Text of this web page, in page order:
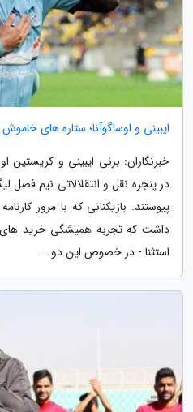
ایبینی و اوساگوآنا؛ ستاره های
خبرنگاران: برنی ایبینی و کریستین
در پنجره نقل و انتقلالاتی نیم فصل
پیوستند. بازیکنانی که با مرور
داشت که تجربه همیشگی خرید های
استثنا - در خصوص این دو...